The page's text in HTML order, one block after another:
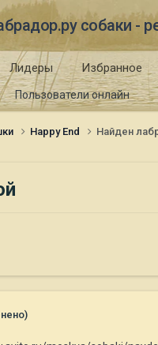
собаки -
Пользователи онлайн
Лидеры Избранное
Happy End Найден